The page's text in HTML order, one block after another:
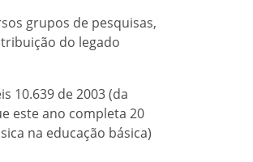
grupos de pesquisas,
do legado
10.639 de 2003 (da
este ano completa 20
na educação básica)